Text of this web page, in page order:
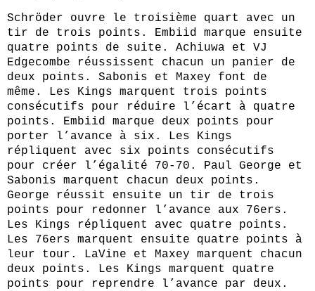
Schröder ouvre le troisième quart avec un
tir de trois points. Embiid marque ensuite
quatre points de suite. Achiuwa et VJ
Edgecombe réussissent chacun un panier de
deux points. Sabonis et Maxey font de
même. Les Kings marquent trois points
consécutifs pour réduire l’écart à quatre
points. Embiid marque deux points pour
porter l’avance à six. Les Kings
répliquent avec six points consécutifs
pour créer l’égalité 70-70. Paul George et
Sabonis marquent chacun deux points.
George réussit ensuite un tir de trois
points pour redonner l’avance aux 76ers.
Les Kings répliquent avec quatre points.
Les 76ers marquent ensuite quatre points à
leur tour. LaVine et Maxey marquent chacun
deux points. Les Kings marquent quatre
points pour reprendre l’avance par deux.